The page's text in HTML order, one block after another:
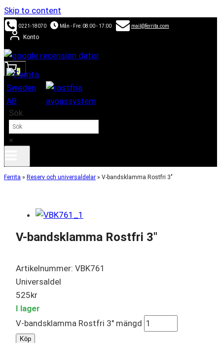
Skip to content
0221-18070 Mån - Fre: 08:00 - 17:00 mail@ferrita.com
Konto
0
Sök
×
Ferrita » Reserv och universaldelar » V-bandsklamma Rostfri 3″
V-bandsklamma Rostfri 3″
Artikelnummer: VBK761
Universaldel
525kr
I lager
V-bandsklamma Rostfri 3" mängd
Köp